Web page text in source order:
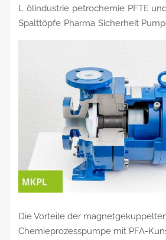
L ölindustrie petrochemie PFTE
Spalttöpfe Pharma Sicherheit
Die Vorteile der
Chemieprozesspumpe mit PFA-